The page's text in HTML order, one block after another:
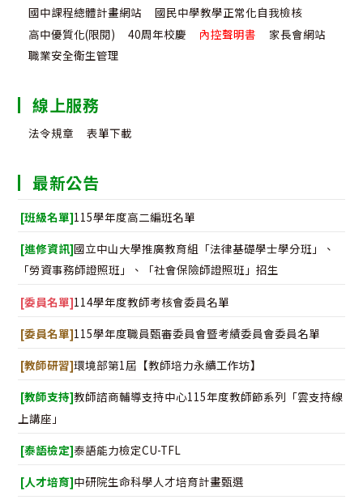
國中課程總體計畫網站
國民中學教學正常化自我檢核
高中優質化(限閱)
40周年校慶 內控聲明書
家長會網站
職業安全衛生管理
線上服務
法令規章 表單下載
最新公告
[班級名單]115學年度高二編班名單
[進修資訊]國立中山大學推廣教育組「法律基礎學士學分班」、
「勞資事務師證照班」、「社會保險師證照班」招生
[委員名單]114學年度教師考核會委員名單
[委員名單]115學年度職員甄審委員會暨考績委員會委員名單
[教師研習]環境部第1屆【教師培力永續工作坊】
[教師支持]教師諮商輔導支持中心115年度教師節系列「雲支持線
上講座」
[泰語檢定]泰語能力檢定CU-TFL
[人才培育]中研院生命科學人才培育計畫甄選